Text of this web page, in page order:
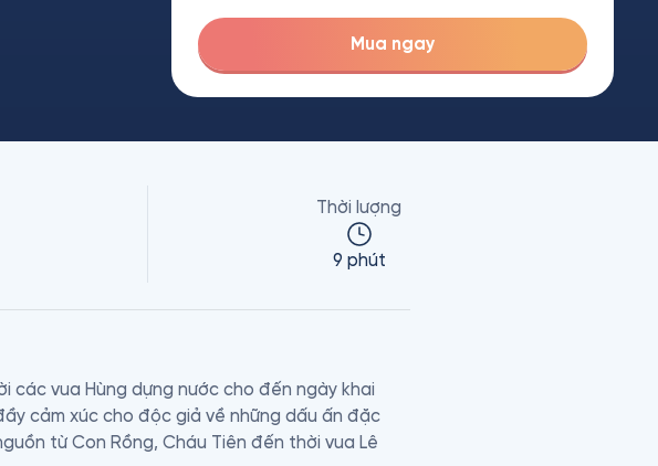
Mua ngay
Thời lượng
9 phút
các vua Hùng dựng nước cho đến ngày khai
cảm xúc cho độc giả về những dấu ấn đặc
từ Con Rồng, Cháu Tiên đến thời vua Lê